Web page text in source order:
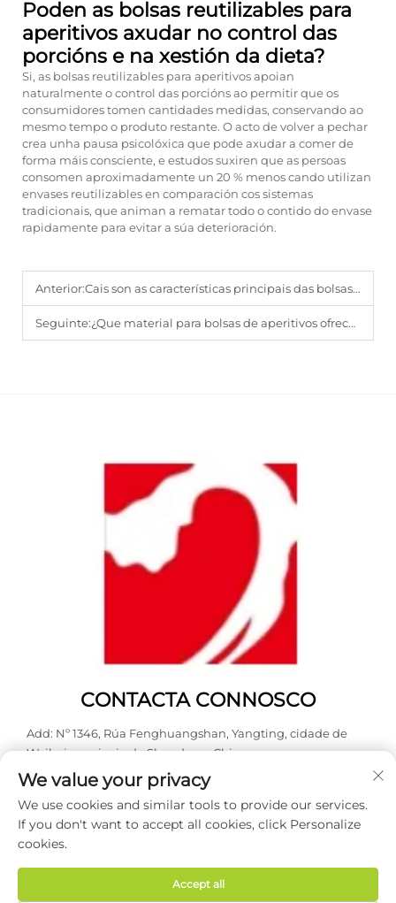
Poden as bolsas reutilizables para
aperitivos axudar no control das
porcións e na xestión da dieta?
Si, as bolsas reutilizables para aperitivos apoian
naturalmente o control das porcións ao permitir que os
consumidores tomen cantidades medidas, conservando ao
mesmo tempo o produto restante. O acto de volver a pechar
crea unha pausa psicolóxica que pode axudar a comer de
forma máis consciente, e estudos suxiren que as persoas
consomen aproximadamente un 20 % menos cando utilizan
envases reutilizables en comparación cos sistemas
tradicionais, que animan a rematar todo o contido do envase
rapidamente para evitar a súa deterioración.
Anterior:Cais son as características principais das bolsas de mylar B2B con cremalleira?
Seguinte:¿Que material para bolsas de aperitivos ofrece a mellor barrera contra a humidade?
CONTACTA CONNOSCO
Add: Nº 1346, Rúa Fenghuangshan, Yangting, cidade de
Weihai, provincia de Shandong, China.
Tel:0631 5900466
Correo electrónico:[email protected]
Dereitos de autor © 2026 Weihai Haodong Packing Co., Ltd.
Todos os dereitos reservados -Política de privacidade
We value your privacy
We use cookies and similar tools to provide our services.
If you don't want to accept all cookies, click Personalize
cookies.
Accept all